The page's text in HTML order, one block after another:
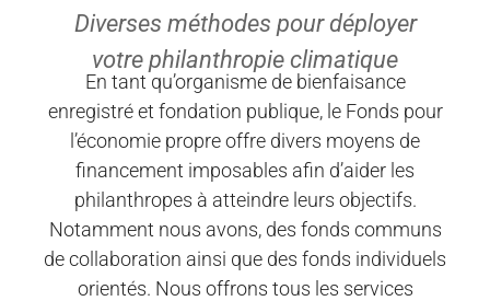
Diverses méthodes pour déployer
votre philanthropie climatique
En tant qu’organisme de bienfaisance
enregistré et fondation publique, le Fonds pour
l’économie propre offre divers moyens de
financement imposables afin d’aider les
philanthropes à atteindre leurs objectifs.
Notamment nous avons, des fonds communs
de collaboration ainsi que des fonds individuels
orientés. Nous offrons tous les services